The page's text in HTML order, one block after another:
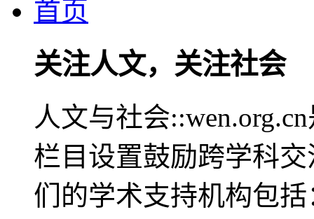
首页
关注人文，关注社会
人文与社会
栏目设置鼓励跨学科
们的学术支持机构包